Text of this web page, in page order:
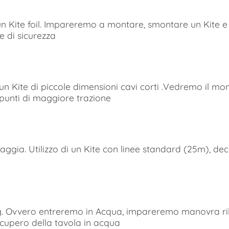
un Kite foil. Impareremo a montare, smontare un
di sicurezza
di un Kite di piccole dimensioni cavi corti .Vedremo
di maggiore trazione
Utilizzo di un Kite con linee standard (25m),
Ovvero entreremo in Acqua, impareremo
della tavola in acqua